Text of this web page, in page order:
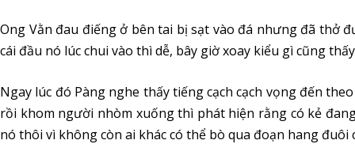
Ong Vằn đau điếng ở bên tai bị sạt vào đá nhưng đã thở
cái đầu nó lúc chui vào thì dễ, bây giờ xoay kiểu gì cũng
Ngay lúc đó Pàng nghe thấy tiếng cạch cạch vọng đến
rồi khom người nhòm xuống thì phát hiện rằng có kẻ
nó thôi vì không còn ai khác có thể bò qua đoạn hang đuôi